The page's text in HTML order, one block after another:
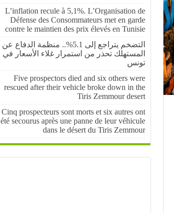
L’inflation recule à 5,1%. L’Organisation de
Défense des Consommateurs met en garde
contre le maintien des prix élevés en Tunisie
التضخم يتراجع إلى 5.1%.. منظمة الدفاع عن
المستهلك تحذر من استمرار غلاء الأسعار في
تونس
Five prospectors died and six others were
rescued after their vehicle broke down in the
Tiris Zemmour desert
Cinq prospecteurs sont morts et six autres ont
été secourus après une panne de leur véhicule
dans le désert du Tiris Zemmour